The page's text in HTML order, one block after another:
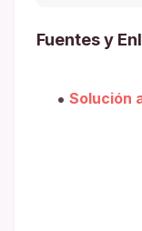
Fuentes y
Solución